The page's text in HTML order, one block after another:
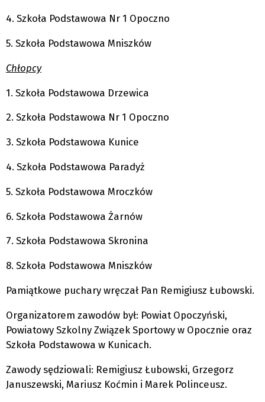
4. Szkoła Podstawowa Nr 1 Opoczno
5. Szkoła Podstawowa Mniszków
Chłopcy
1. Szkoła Podstawowa Drzewica
2. Szkoła Podstawowa Nr 1 Opoczno
3. Szkoła Podstawowa Kunice
4. Szkoła Podstawowa Paradyż
5. Szkoła Podstawowa Mroczków
6. Szkoła Podstawowa Żarnów
7. Szkoła Podstawowa Skronina
8. Szkoła Podstawowa Mniszków
Pamiątkowe puchary wręczał Pan Remigiusz Łubowski.
Organizatorem zawodów był: Powiat Opoczyński,
Powiatowy Szkolny Związek Sportowy w Opocznie oraz
Szkoła Podstawowa w Kunicach.
Zawody sędziowali: Remigiusz Łubowski, Grzegorz
Januszewski, Mariusz Koćmin i Marek Polinceusz.